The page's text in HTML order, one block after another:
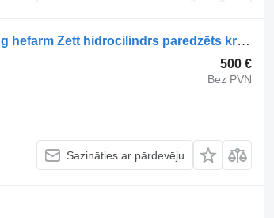
Zettelmeyer Occ hydraulische zuiger voor bediening hefarm Zett hidrocilindrs paredzēts kravas automašīnas
500 €
Bez PVN
Sazināties ar pārdevēju